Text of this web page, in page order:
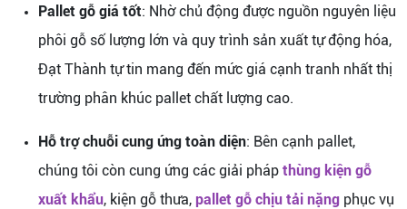
Pallet gỗ giá tốt: Nhờ chủ động được nguồn nguyên liệu
phôi gỗ số lượng lớn và quy trình sản xuất tự động hóa,
Đạt Thành tự tin mang đến mức giá cạnh tranh nhất thị
trường phân khúc pallet chất lượng cao.
Hỗ trợ chuỗi cung ứng toàn diện: Bên cạnh pallet,
chúng tôi còn cung ứng các giải pháp thùng kiện gỗ
xuất khẩu, kiện gỗ thưa, pallet gỗ chịu tải nặng phục vụ